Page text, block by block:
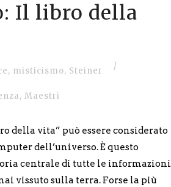
Il libro della
, misticismo, Steiner /
, Maestri
della vita” può essere considerato
dell’universo. È questo
centrale di tutte le informazioni
vissuto sulla terra. Forse la più